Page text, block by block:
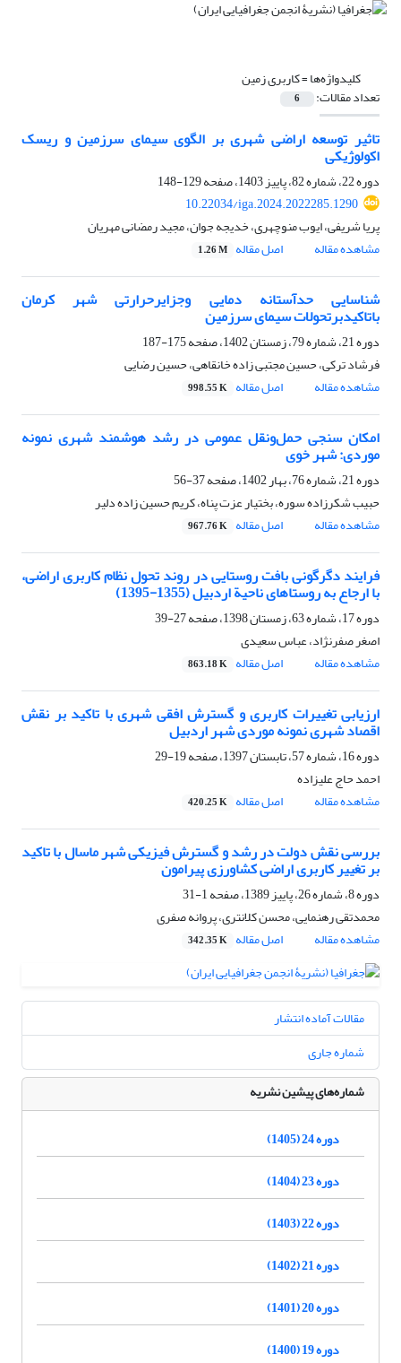
کلیدواژه‌ها =کاربری زمین
تعداد مقالات: 6
تاثیر توسعه اراضی شهری بر الگوی سیمای سرزمین و ریسک
اکولوژیکی
دوره 22، شماره 82، پاییز 1403، صفحه
129-148
10.22034/iga.2024.2022285.1290
پریا شریفی، ایوب منوچهری، خدیجه جوان، مجید رمضانی مهریان
مشاهده مقاله
اصل مقاله 1.26 M
شناسایی حدآستانه دمایی وجزایرحرارتی شهر کرمان
باتاکیدبرتحولات سیمای سرزمین
دوره 21، شماره 79، زمستان 1402، صفحه
175-187
فرشاد ترکی، حسین مجتبی زاده خانقاهی، حسین رضایی
مشاهده مقاله
اصل مقاله 998.55 K
امکان سنجی حمل‌ونقل عمومی در رشد هوشمند شهری نمونه
موردی: شهر خوی
دوره 21، شماره 76، بهار 1402، صفحه
37-56
حبیب شکرزاده سوره، بختیار عزت پناه، کریم حسین زاده دلیر
مشاهده مقاله
اصل مقاله 967.76 K
فرایند دگرگونی بافت روستایی در روند تحول نظام کاربری اراضی،
با ارجاع به روستاهای ناحیة اردبیل (1355-1395)
دوره 17، شماره 63، زمستان 1398، صفحه
27-39
اصغر صفرنژاد، عباس سعیدی
مشاهده مقاله
اصل مقاله 863.18 K
ارزیابی تغییرات کاربری و گسترش افقی شهری با تاکید بر نقش
اقصاد شهری نمونه موردی شهر اردبیل
دوره 16، شماره 57، تابستان 1397، صفحه
19-29
احمد حاج علیزاده
مشاهده مقاله
اصل مقاله 420.25 K
بررسی نقش دولت در رشد و گسترش فیزیکی شهر ماسال با تاکید
بر تغییر کاربری اراضی کشاورزی پیرامون
دوره 8، شماره 26، پاییز 1389، صفحه
1-31
محمدتقی رهنمایی، محسن کلانتری، پروانه صفری
مشاهده مقاله
اصل مقاله 342.35 K
مقالات آماده انتشار
شماره جاری
شماره‌های پیشین نشریه
دوره 24 (1405)
دوره 23 (1404)
دوره 22 (1403)
دوره 21 (1402)
دوره 20 (1401)
دوره 19 (1400)